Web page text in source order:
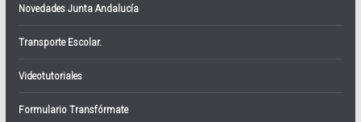
Novedades Junta Andalucía
Transporte Escolar.
Videotutoriales
Formulario Transfórmate